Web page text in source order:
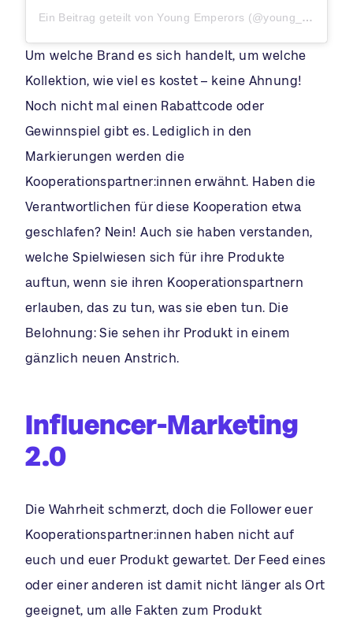
Ein Beitrag geteilt von Young Emperors (@young_emperors)
Um welche Brand es sich handelt, um welche
Kollektion, wie viel es kostet – keine Ahnung!
Noch nicht mal einen Rabattcode oder
Gewinnspiel gibt es. Lediglich in den
Markierungen werden die
Kooperationspartner:innen erwähnt. Haben die
Verantwortlichen für diese Kooperation etwa
geschlafen? Nein! Auch sie haben verstanden,
welche Spielwiesen sich für ihre Produkte
auftun, wenn sie ihren Kooperationspartnern
erlauben, das zu tun, was sie eben tun. Die
Belohnung: Sie sehen ihr Produkt in einem
gänzlich neuen Anstrich.
Influencer-Marketing
2.0
Die Wahrheit schmerzt, doch die Follower euer
Kooperationspartner:innen haben nicht auf
euch und euer Produkt gewartet. Der Feed eines
oder einer anderen ist damit nicht länger als Ort
geeignet, um alle Fakten zum Produkt